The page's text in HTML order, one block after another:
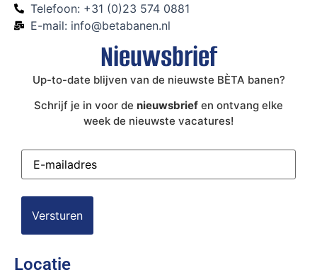
Telefoon: +31 (0)23 574 0881
E-mail: info@betabanen.nl
Nieuwsbrief
Up-to-date blijven van de nieuwste BÈTA banen?
Schrijf je in voor de nieuwsbrief en ontvang elke
week de nieuwste vacatures!
E-
mailadres(Vereist)
Locatie